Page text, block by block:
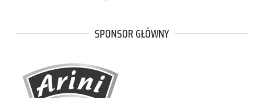
SPONSOR GŁÓWNY